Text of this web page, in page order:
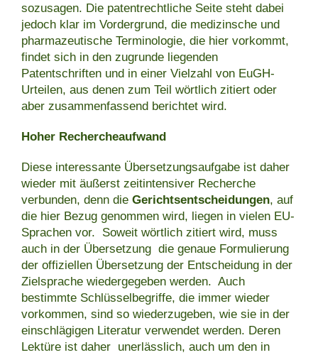
sozusagen. Die patentrechtliche Seite steht dabei
jedoch klar im Vordergrund, die medizinsche und
pharmazeutische Terminologie, die hier vorkommt,
findet sich in den zugrunde liegenden
Patentschriften und in einer Vielzahl von EuGH-
Urteilen, aus denen zum Teil wörtlich zitiert oder
aber zusammenfassend berichtet wird.
Hoher Rechercheaufwand
Diese interessante Übersetzungsaufgabe ist daher
wieder mit äußerst zeitintensiver Recherche
verbunden, denn die Gerichtsentscheidungen, auf
die hier Bezug genommen wird, liegen in vielen EU-
Sprachen vor. Soweit wörtlich zitiert wird, muss
auch in der Übersetzung die genaue Formulierung
der offiziellen Übersetzung der Entscheidung in der
Zielsprache wiedergegeben werden. Auch
bestimmte Schlüsselbegriffe, die immer wieder
vorkommen, sind so wiederzugeben, wie sie in der
einschlägigen Literatur verwendet werden. Deren
Lektüre ist daher unerlässlich, auch um den in